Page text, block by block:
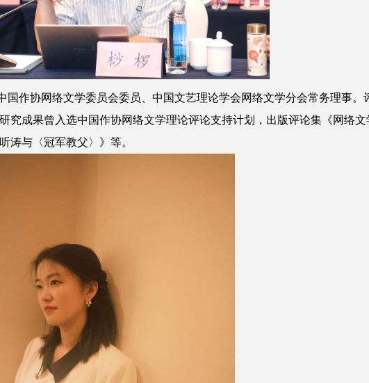
作协网络文学委员会委员、中国文艺理论学会网络文学分会常务理事。
究成果曾入选中国作协网络文学理论评论支持计划，出版评论集《网络
涛与〈冠军教父〉》等。